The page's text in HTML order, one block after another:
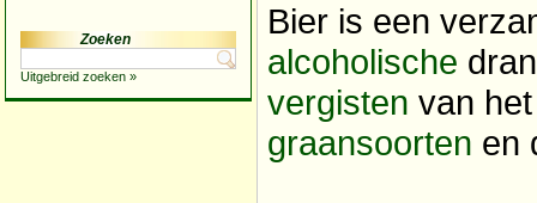
Zoeken
Uitgebreid zoeken »
Bier is een
alcoholische
vergisten van
graansoorten en